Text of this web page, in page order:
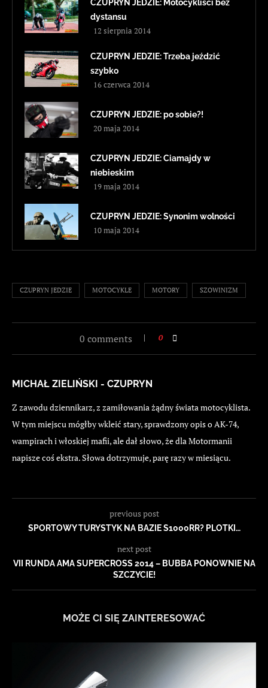
CZUPRYN JEDZIE: Motocykliści bez
dystansu
12 sierpnia 2014
CZUPRYN JEDZIE: Trzeba jeździć
szybko
16 czerwca 2014
CZUPRYN JEDZIE: po sobie?!
20 maja 2014
CZUPRYN JEDZIE: Ciamajdy w
niebieskim
19 maja 2014
CZUPRYN JEDZIE: Synonim wolności
10 maja 2014
CZUPRYN JEDZIE MOTOCYKLE MOTORY SZOWINIZM
0 comments 0
MICHAŁ ZIELIŃSKI - CZUPRYN
Z zawodu dziennikarz, z zamiłowania żądny świata motocyklista.
W tym miejscu mógłby wkleić stary, sprawdzony opis o AK-74,
wampirach i włoskiej mafii, ale dał słowo, że dla Motormanii
napisze coś ekstra. Słowa dotrzymuje, parę razy w miesiącu.
previous post
SPORTOWY TURYSTYK NA BAZIE S1000RR? PLOTKI…
next post
VII RUNDA AMA SUPERCROSS 2014 – BUBBA PONOWNIE NA
SZCZYCIE!
MOŻE CI SIĘ ZAINTERESOWAĆ